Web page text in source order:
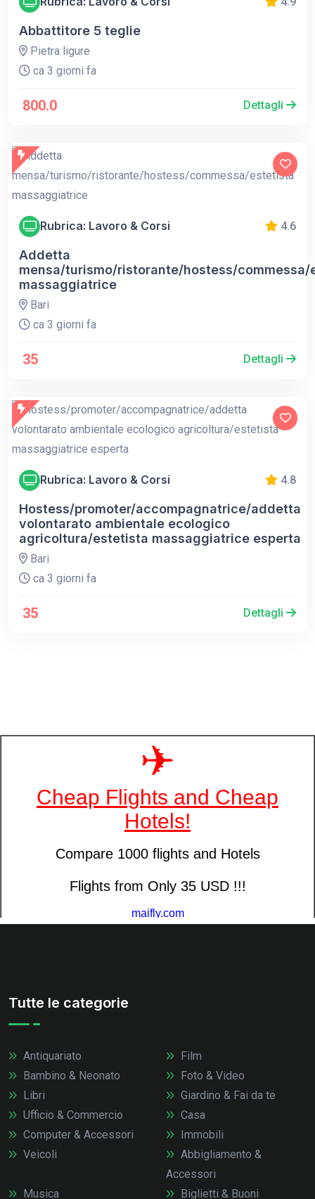
Abbattitore 5 teglie
Pietra ligure
ca 3 giorni fa
800.0 Dettagli
Rubrica: Lavoro & Corsi 4.6
Addetta
mensa/turismo/ristorante/hostess/
massaggiatrice
Bari
ca 3 giorni fa
35 Dettagli
Rubrica: Lavoro & Corsi 4.8
Hostess/promoter/accompagnatrice/addetta
volontarato ambientale ecologico
agricoltura/estetista massaggiatrice esperta
Bari
ca 3 giorni fa
35 Dettagli
Tutte le categorie
Antiquariato
Bambino & Neonato
Libri
Ufficio & Commercio
Computer & Accessori
Veicoli
Film
Foto & Video
Giardino & Fai da te
Casa
Immobili
Abbigliamento &
Accessori
Musica
Biglietti & Buoni